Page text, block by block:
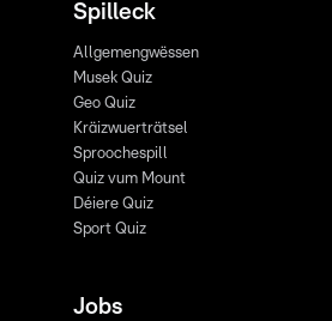
Spilleck
Allgemengwëssen
Musek Quiz
Geo Quiz
Kräizwuerträtsel
Sproochespill
Quiz vum Mount
Déiere Quiz
Sport Quiz
Jobs